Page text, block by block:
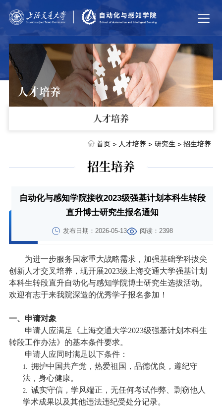
人才培养
人才培养
首页 > 人才培养 > 研究生 > 招生培养
招生培养
自动化与感知学院接收2023级强基计划本科生转段
直升博士研究生报名通知
发布日期：2026-05-13 阅读：2398
为进一步服务国家重大战略需求，加强基础学科拔尖
创新人才交叉培养，现开展2023级上海交通大学强基计划
本科生转段直升自动化与感知学院博士研究生选拔活动。
欢迎有志于来我院深造的优秀学子报名参加！
一、申请对象
申请人应满足《上海交通大学2023级强基计划本科生
转段工作办法》的基本条件要求。
申请人应同时满足以下条件：
1.
拥护中国共产党，热爱祖国，品德优良，遵纪守
法，身心健康。
2.
诚实守信，学风端正，无任何考试作弊、剽窃他人
学术成果以及其他违法违纪受处分记录。